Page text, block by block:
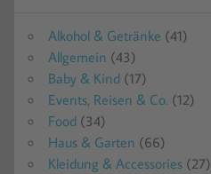
Alkohol & Getränke (41)
Allgemein (43)
Baby & Kind (17)
Events, Reisen & Co. (12)
Food (34)
Haus & Garten (66)
Kleidung & Accessories (27)